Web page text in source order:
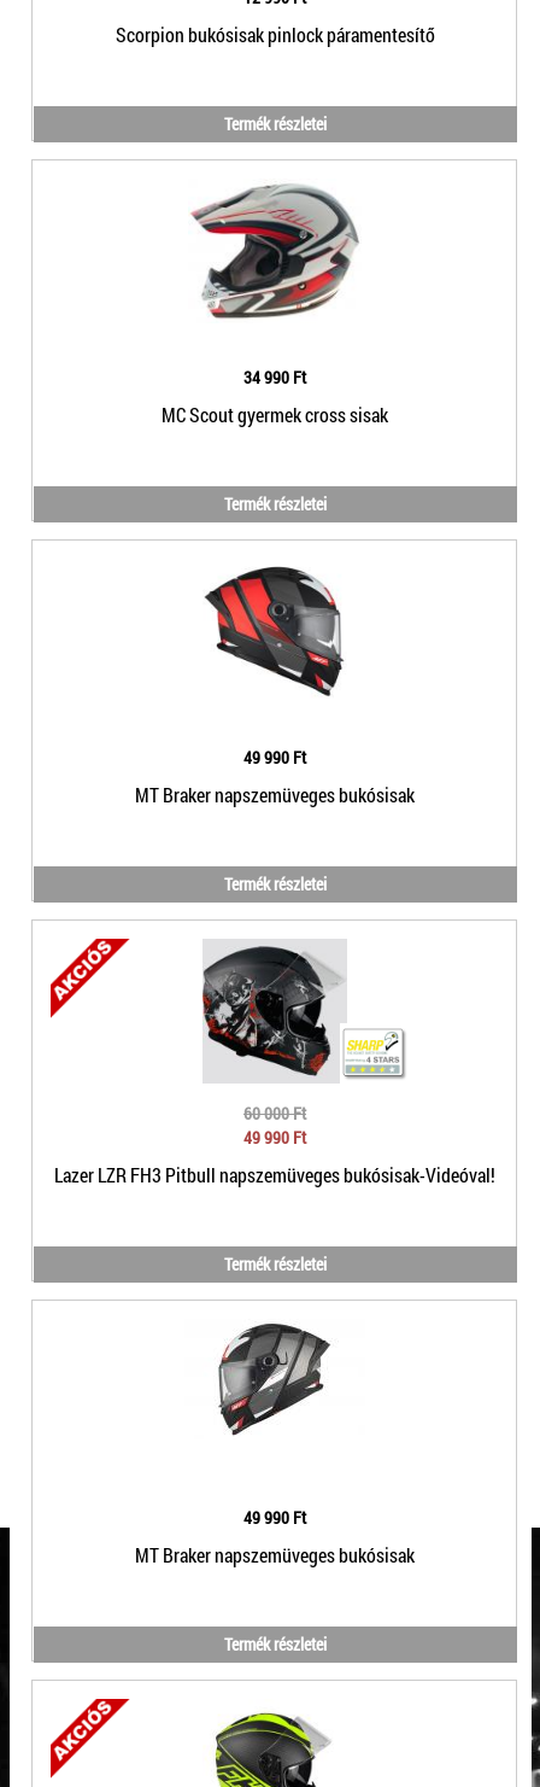
Scorpion bukósisak pinlock páramentesítő
Termék részletei
34 990 Ft
MC Scout gyermek cross sisak
Termék részletei
49 990 Ft
MT Braker napszemüveges bukósisak
Termék részletei
60 000 Ft
49 990 Ft
Lazer LZR FH3 Pitbull napszemüveges bukósisak-Videóval!
Termék részletei
49 990 Ft
MT Braker napszemüveges bukósisak
Termék részletei